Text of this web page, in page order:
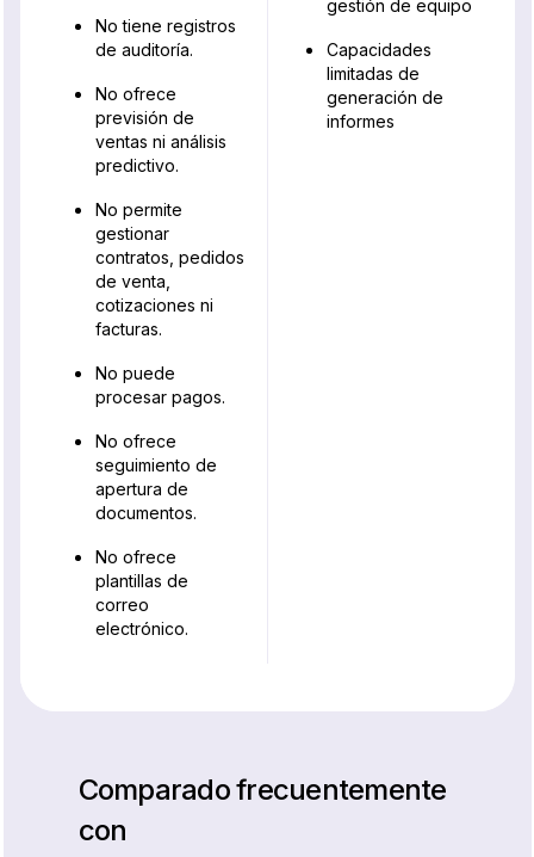
No tiene registros
de auditoría.
No ofrece
previsión de
ventas ni análisis
predictivo.
No permite
gestionar
contratos, pedidos
de venta,
cotizaciones ni
facturas.
No puede
procesar pagos.
No ofrece
seguimiento de
apertura de
documentos.
No ofrece
plantillas de
correo
electrónico.
gestión de equipo
Capacidades
limitadas de
generación de
informes
Comparado frecuentemente
con